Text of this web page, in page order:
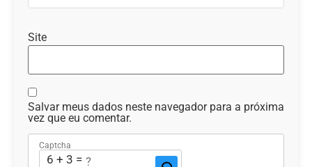
Site
Salvar meus dados neste navegador para a próxima
vez que eu comentar.
Captcha
6 + 3 = ?